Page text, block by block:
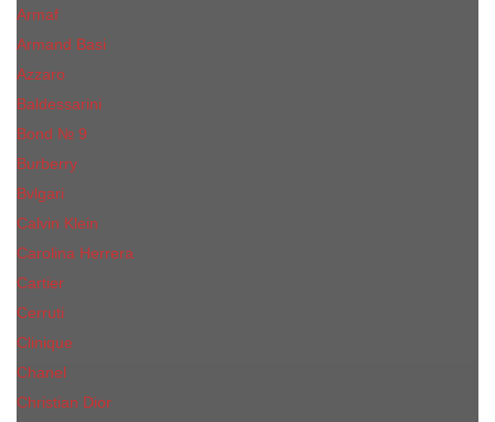
Armaf
Armand Basi
Azzaro
Baldessarini
Bond № 9
Burberry
Bvlgari
Calvin Klein
Carolina Herrera
Cartier
Cerruti
Сliniquе
Chanel
Christian Dior